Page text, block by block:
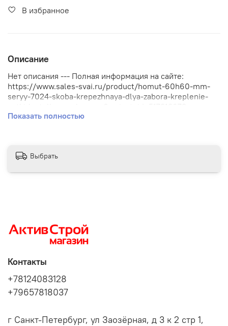
В избранное
Описание
Нет описания --- Полная информация на сайте:
https://www.sales-svai.ru/product/homut-60h60-mm-
seryy-7024-skoba-krepezhnaya-dlya-zabora-kreplenie-
Показать полностью
Выбрать
Контакты
+78124083128
+79657818037
г Санкт-Петербург, ул Заозёрная, д 3 к 2 стр 1,